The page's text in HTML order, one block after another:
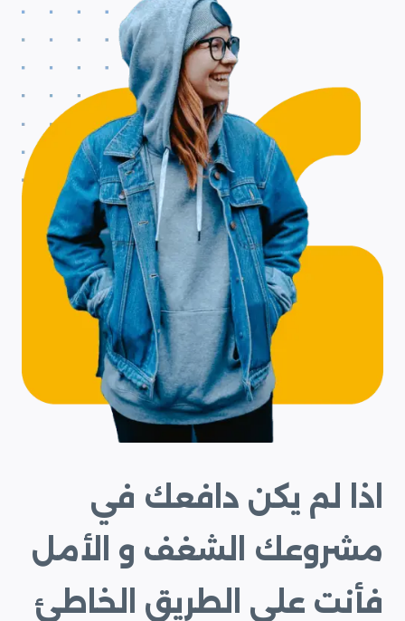
اذا لم يكن دافعك في
مشروعك الشغف و الأمل
فأنت على الطريق الخاطئ